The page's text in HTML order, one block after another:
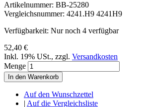
Artikelnummer: BB-25280
Vergleichsnummer: 4241.H9 4241H9
Verfügbarkeit: Nur noch 4 verfügbar
52,40 €
Inkl. 19% USt., zzgl. Versandkosten
Menge
In den Warenkorb
Auf den Wunschzettel
| Auf die Vergleichsliste